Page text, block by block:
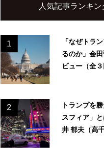
人気記事ランキン
1
「なぜトラ
るのか」会
ビュー（全３
2
トランプを
スフィア」
井 郁夫（高